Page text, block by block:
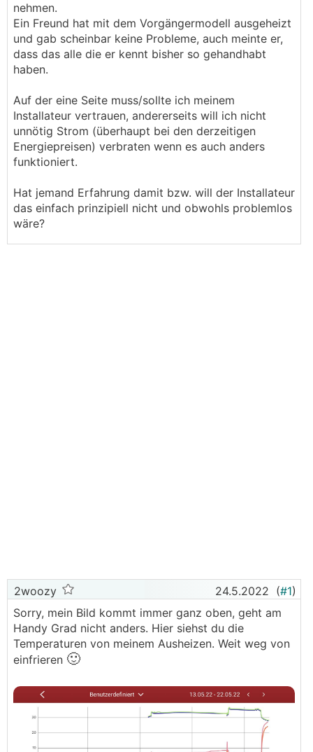
nehmen.
Ein Freund hat mit dem Vorgängermodell ausgeheizt
und gab scheinbar keine Probleme, auch meinte er,
dass das alle die er kennt bisher so gehandhabt
haben.
Auf der eine Seite muss/sollte ich meinem
Installateur vertrauen, andererseits will ich nicht
unnötig Strom (überhaupt bei den derzeitigen
Energiepreisen) verbraten wenn es auch anders
funktioniert.
Hat jemand Erfahrung damit bzw. will der Installateur
das einfach prinzipiell nicht und obwohls problemlos
wäre?
2woozy 24.5.2022 (#1)
Sorry, mein Bild kommt immer ganz oben, geht am
Handy Grad nicht anders. Hier siehst du die
Temperaturen von meinem Ausheizen. Weit weg von
einfrieren 🙂